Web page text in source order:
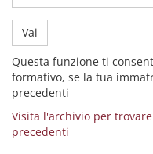
Vai
Questa funzione ti
formativo, se la tua
precedenti
Visita l'archivio per
precedenti